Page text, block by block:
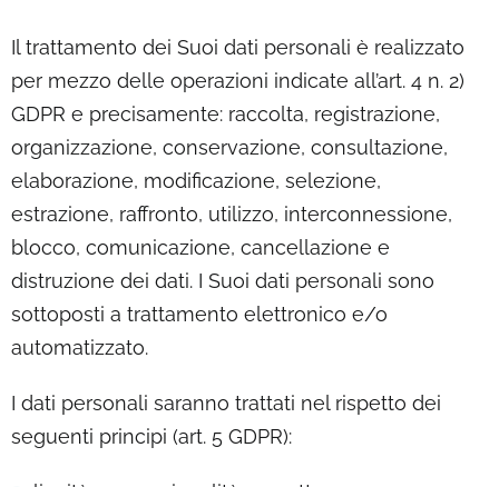
Il trattamento dei Suoi dati personali è realizzato
per mezzo delle operazioni indicate all’art. 4 n. 2)
GDPR e precisamente: raccolta, registrazione,
organizzazione, conservazione, consultazione,
elaborazione, modificazione, selezione,
estrazione, raffronto, utilizzo, interconnessione,
blocco, comunicazione, cancellazione e
distruzione dei dati. I Suoi dati personali sono
sottoposti a trattamento elettronico e/o
automatizzato.
I dati personali saranno trattati nel rispetto dei
seguenti principi (art. 5 GDPR):